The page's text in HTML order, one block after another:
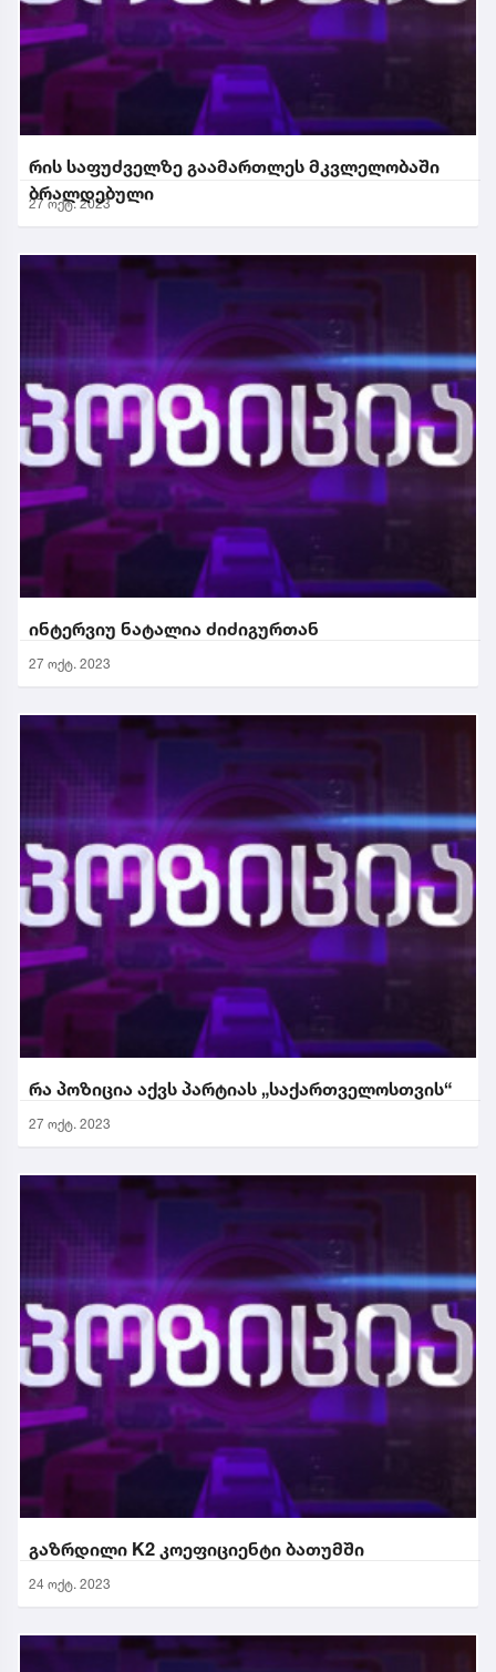
რის საფუძველზე გაამართლეს მკვლელობაში
ბრალდებული
27 ოქტ. 2023
ინტერვიუ ნატალია ძიძიგურთან
27 ოქტ. 2023
რა პოზიცია აქვს პარტიას „საქართველოსთვის“
27 ოქტ. 2023
გაზრდილი K2 კოეფიციენტი ბათუმში
24 ოქტ. 2023